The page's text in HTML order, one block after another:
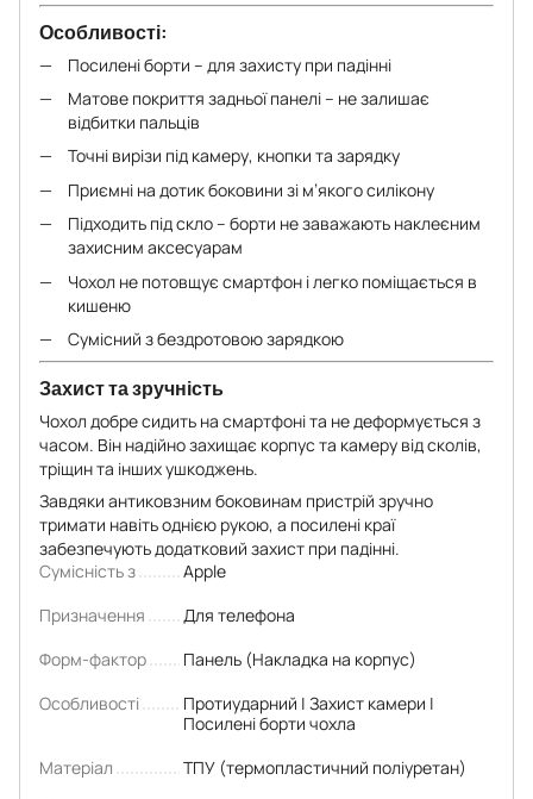
Особливості:
Посилені борти – для захисту при падінні
Матове покриття задньої панелі – не залишає
відбитки пальців
Точні вирізи під камеру, кнопки та зарядку
Приємні на дотик боковини зі м’якого силікону
Підходить під скло – борти не заважають наклеєним
захисним аксесуарам
Чохол не потовщує смартфон і легко поміщається в
кишеню
Сумісний з бездротовою зарядкою
Захист та зручність
Чохол добре сидить на смартфоні та не деформується з
часом. Він надійно захищає корпус та камеру від сколів,
тріщин та інших ушкоджень.
Завдяки антиковзним боковинам пристрій зручно
тримати навіть однією рукою, а посилені краї
забезпечують додатковий захист при падінні.
Сумісність з
Apple
Призначення
Для телефона
Форм-фактор
Панель (Накладка на корпус)
Особливості
Протиударний | Захист камери |
Посилені борти чохла
Матеріал
ТПУ (термопластичний поліуретан)